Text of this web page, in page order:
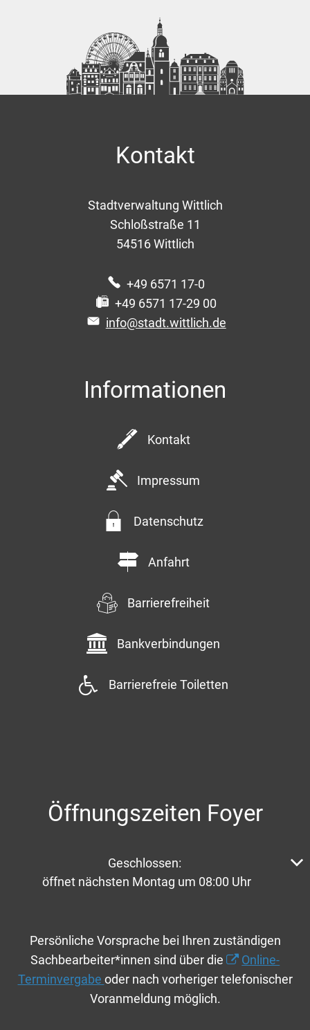
Kontakt
Stadtverwaltung Wittlich
Schloßstraße 11
54516 Wittlich
+49 6571 17-0
+49 6571 17-29 00
info@stadt.wittlich.de
Informationen
Kontakt
Impressum
Datenschutz
Anfahrt
Barrierefreiheit
Bankverbindungen
Barrierefreie Toiletten
Öffnungszeiten Foyer
Klicken, um weitere Öffnungs- oder Schließzeiten
Geschlossen:
öffnet nächsten Montag um 08:00 Uhr
Persönliche Vorsprache bei Ihren zuständigen
Sachbearbeiter*innen sind über die
Online-
Terminvergabe oder nach vorheriger telefonischer
Voranmeldung möglich.